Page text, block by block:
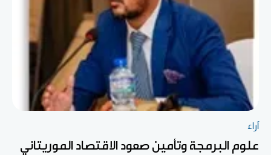
آراء
علوم البرمجة وتأمين صعود الاقتصاد الموريتاني